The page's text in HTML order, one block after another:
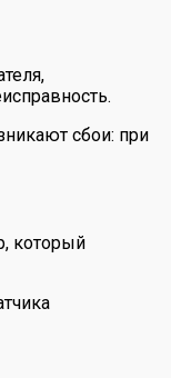
сбои: при
который